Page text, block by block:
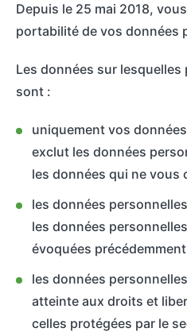
Depuis le 25 mai 2018,
portabilité de vos données
Les données sur lesquelles
sont :
uniquement vos
exclut les données
les données qui ne vous
les données
les données
évoquées
les données
atteinte aux droits et
celles protégées par le